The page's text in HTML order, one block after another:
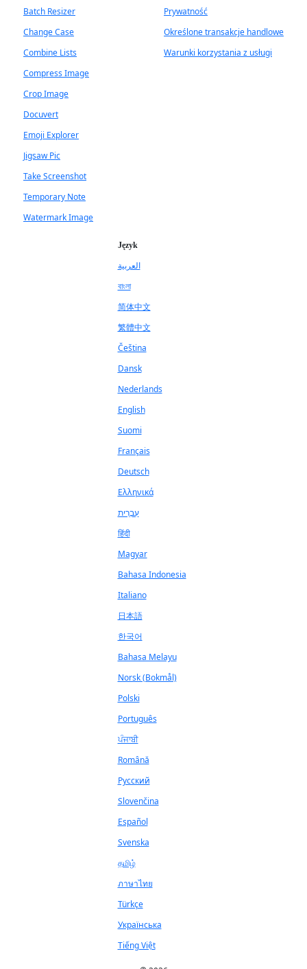
Batch Resizer
Change Case
Combine Lists
Compress Image
Crop Image
Docuvert
Emoji Explorer
Jigsaw Pic
Take Screenshot
Temporary Note
Watermark Image
Prywatność
Określone transakcje handlowe
Warunki korzystania z usługi
Język
العربية
বাংলা
简体中文
繁體中文
Čeština
Dansk
Nederlands
English
Suomi
Français
Deutsch
Ελληνικά
עִבְרִית
हिंदी
Magyar
Bahasa Indonesia
Italiano
日本語
한국어
Bahasa Melayu
Norsk (Bokmål)
Polski
Português
ਪੰਜਾਬੀ
Română
Русский
Slovenčina
Español
Svenska
தமிழ்
ภาษาไทย
Türkçe
Українська
Tiếng Việt